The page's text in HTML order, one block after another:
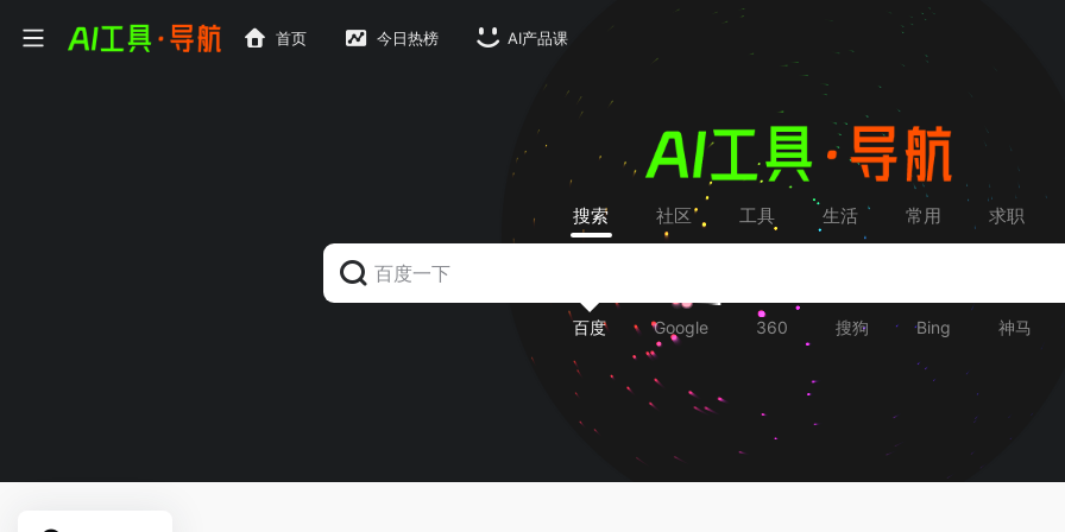
首页 今日热榜 AI产品课
搜索 社区 工具 生活 常用 求职
百度 Google 360 搜狗 Bing 神马